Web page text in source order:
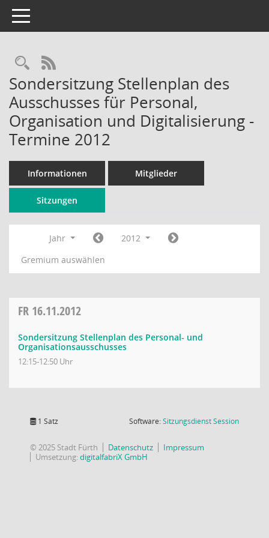
Toggle navigation
Rechercheauswahl
RSS-Feed
Sondersitzung Stellenplan des
Ausschusses für Personal,
Organisation und Digitalisierung -
Termine 2012
Informationen Mitglieder
Sitzungen
Jahr
2012
Gremium auswählen
FR 16.11.2012
Sondersitzung Stellenplan des Personal- und
Organisationsausschusses
12:15-12:50 Uhr
1 Satz Software:SitzungsdienstSession(Wird in
© 2025 Stadt Fürth Datenschutz
Impressum
Umsetzung:digitalfabriX GmbH